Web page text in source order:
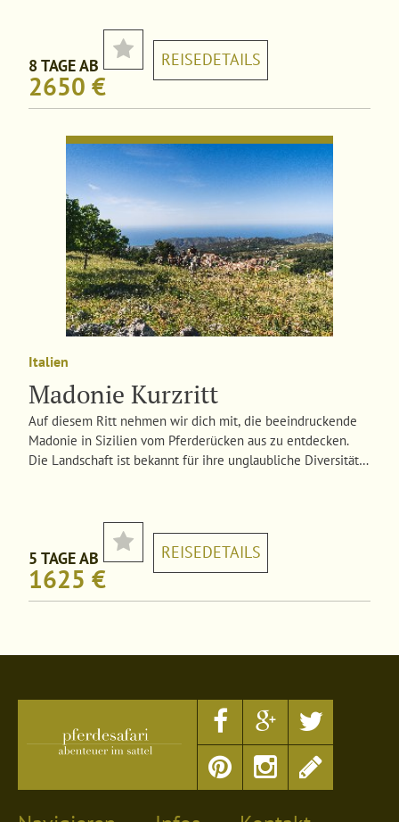
8 TAGE AB
2650 €
REISEDETAILS
Italien
Madonie Kurzritt
Auf diesem Ritt nehmen wir dich mit, die beeindruckende
Madonie in Sizilien vom Pferderücken aus zu entdecken.
Die Landschaft ist bekannt für ihre unglaubliche Diversität,
5 TAGE AB
1625 €
REISEDETAILS